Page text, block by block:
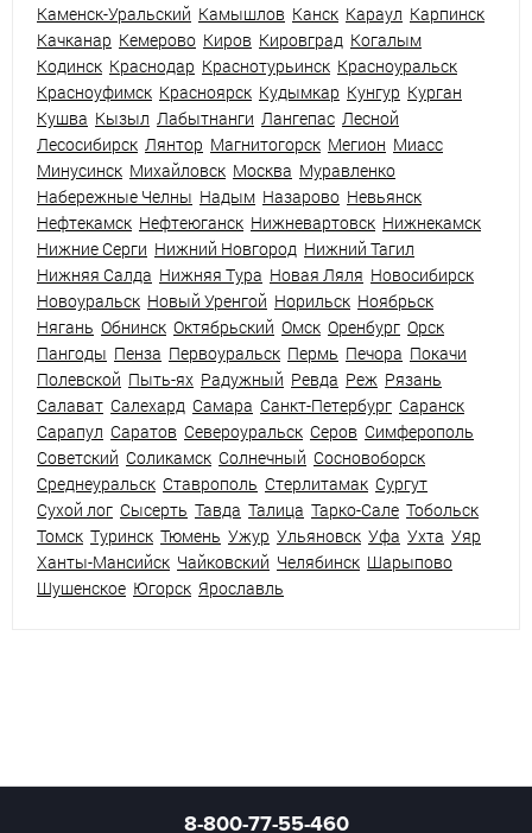
Каменск-Уральский Камышлов Канск Караул Карпинск
Качканар Кемерово Киров Кировград Когалым
Кодинск Краснодар Краснотурьинск Красноуральск
Красноуфимск Красноярск Кудымкар Кунгур Курган
Кушва Кызыл Лабытнанги Лангепас Лесной
Лесосибирск Лянтор Магнитогорск Мегион Миасс
Минусинск Михайловск Москва Муравленко
Набережные Челны Надым Назарово Невьянск
Нефтекамск Нефтеюганск Нижневартовск Нижнекамск
Нижние Серги Нижний Новгород Нижний Тагил
Нижняя Салда Нижняя Тура Новая Ляля Новосибирск
Новоуральск Новый Уренгой Норильск Ноябрьск
Нягань Обнинск Октябрьский Омск Оренбург Орск
Пангоды Пенза Первоуральск Пермь Печора Покачи
Полевской Пыть-ях Радужный Ревда Реж Рязань
Салават Салехард Самара Санкт-Петербург Саранск
Сарапул Саратов Североуральск Серов Симферополь
Советский Соликамск Солнечный Сосновоборск
Среднеуральск Ставрополь Стерлитамак Сургут
Сухой лог Сысерть Тавда Талица Тарко-Сале Тобольск
Томск Туринск Тюмень Ужур Ульяновск Уфа Ухта Уяр
Ханты-Мансийск Чайковский Челябинск Шарыпово
Шушенское Югорск Ярославль
8-800-77-55-460